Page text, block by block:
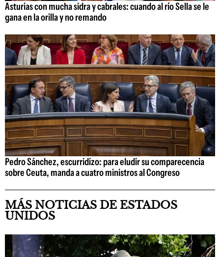
Asturias con mucha sidra y cabrales: cuando al río Sella se le
gana en la orilla y no remando
Pedro Sánchez, escurridizo: para eludir su comparecencia
sobre Ceuta, manda a cuatro ministros al Congreso
MÁS NOTICIAS DE ESTADOS
UNIDOS